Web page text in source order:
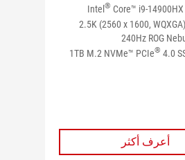
Intel® Core™ i9-
16" 2.5K (2560 x 1600,
240Hz ROG
1TB M.2 NVMe™ PCIe® 4.0
أعرف أكثر